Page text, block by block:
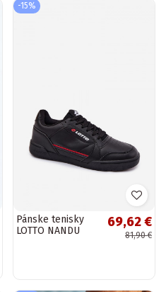
-15%
Pánske tenisky
LOTTO NANDU
69,62 €
81,90 €